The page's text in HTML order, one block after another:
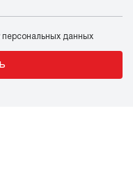
персональных данных